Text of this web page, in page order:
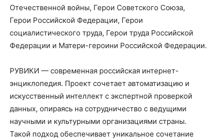
Отечественной войны, Герои Советского Союза,
Герои Российской Федерации, Герои
социалистического труда, Герои труда Российской
Федерации и Матери-героини Российской Федерации.
РУВИКИ — современная российская интернет-
энциклопедия. Проект сочетает автоматизацию и
искусственный интеллект с экспертной проверкой
данных, опираясь на сотрудничество с ведущими
научными и культурными организациями страны.
Такой подход обеспечивает уникальное сочетание